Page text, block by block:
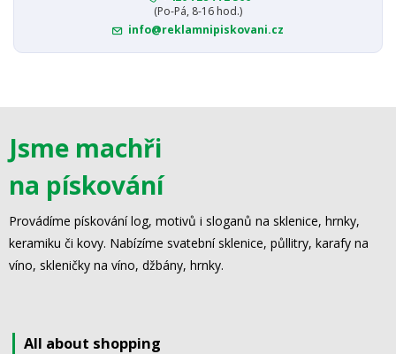
(Po-Pá, 8-16 hod.)
info@reklamnipiskovani.cz
Jsme machři
na pískování
Provádíme pískování log, motivů i sloganů na sklenice, hrnky,
keramiku či kovy. Nabízíme svatební sklenice, půllitry, karafy na
víno, skleničky na víno, džbány, hrnky.
All about shopping